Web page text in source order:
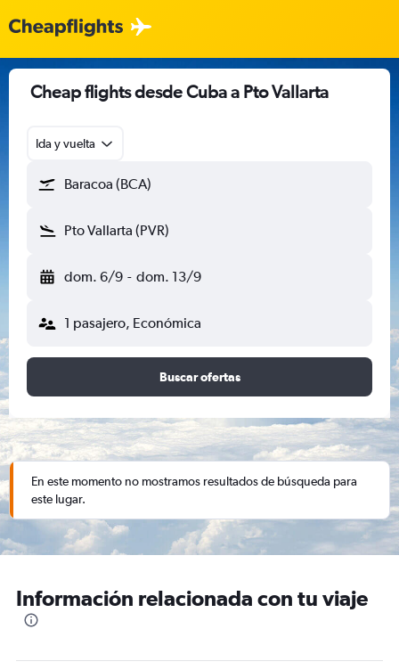
Cheap flights desde Cuba a Pto Vallarta
Ida y vuelta
Baracoa (BCA)
Pto Vallarta (PVR)
dom. 6/9 - dom. 13/9
1 pasajero, Económica
Buscar ofertas
En este momento no mostramos resultados de búsqueda para
este lugar.
Información relacionada con tu viaje